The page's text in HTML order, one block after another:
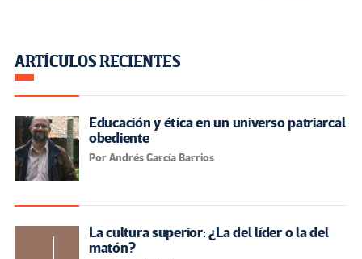
ARTÍCULOS RECIENTES
Educación y ética en un universo patriarcal
obediente
Por Andrés García Barrios
La cultura superior: ¿La del líder o la del
matón?